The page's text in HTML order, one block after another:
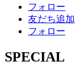
フォロー
友だち追加
フォロー
SPECIAL